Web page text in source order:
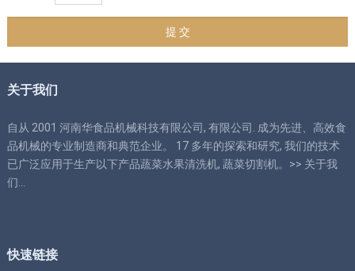
关于我们
自从 2001 河南华食品机械科技有限公司, 有限公司. 成为先进、高效食
品机械的专业制造商和典范企业。 17 多年的探索和研究, 我们的技术
已广泛应用于生产以下产品蔬菜水果清洗机, 蔬菜切割机。>> 关于我
们
快速链接